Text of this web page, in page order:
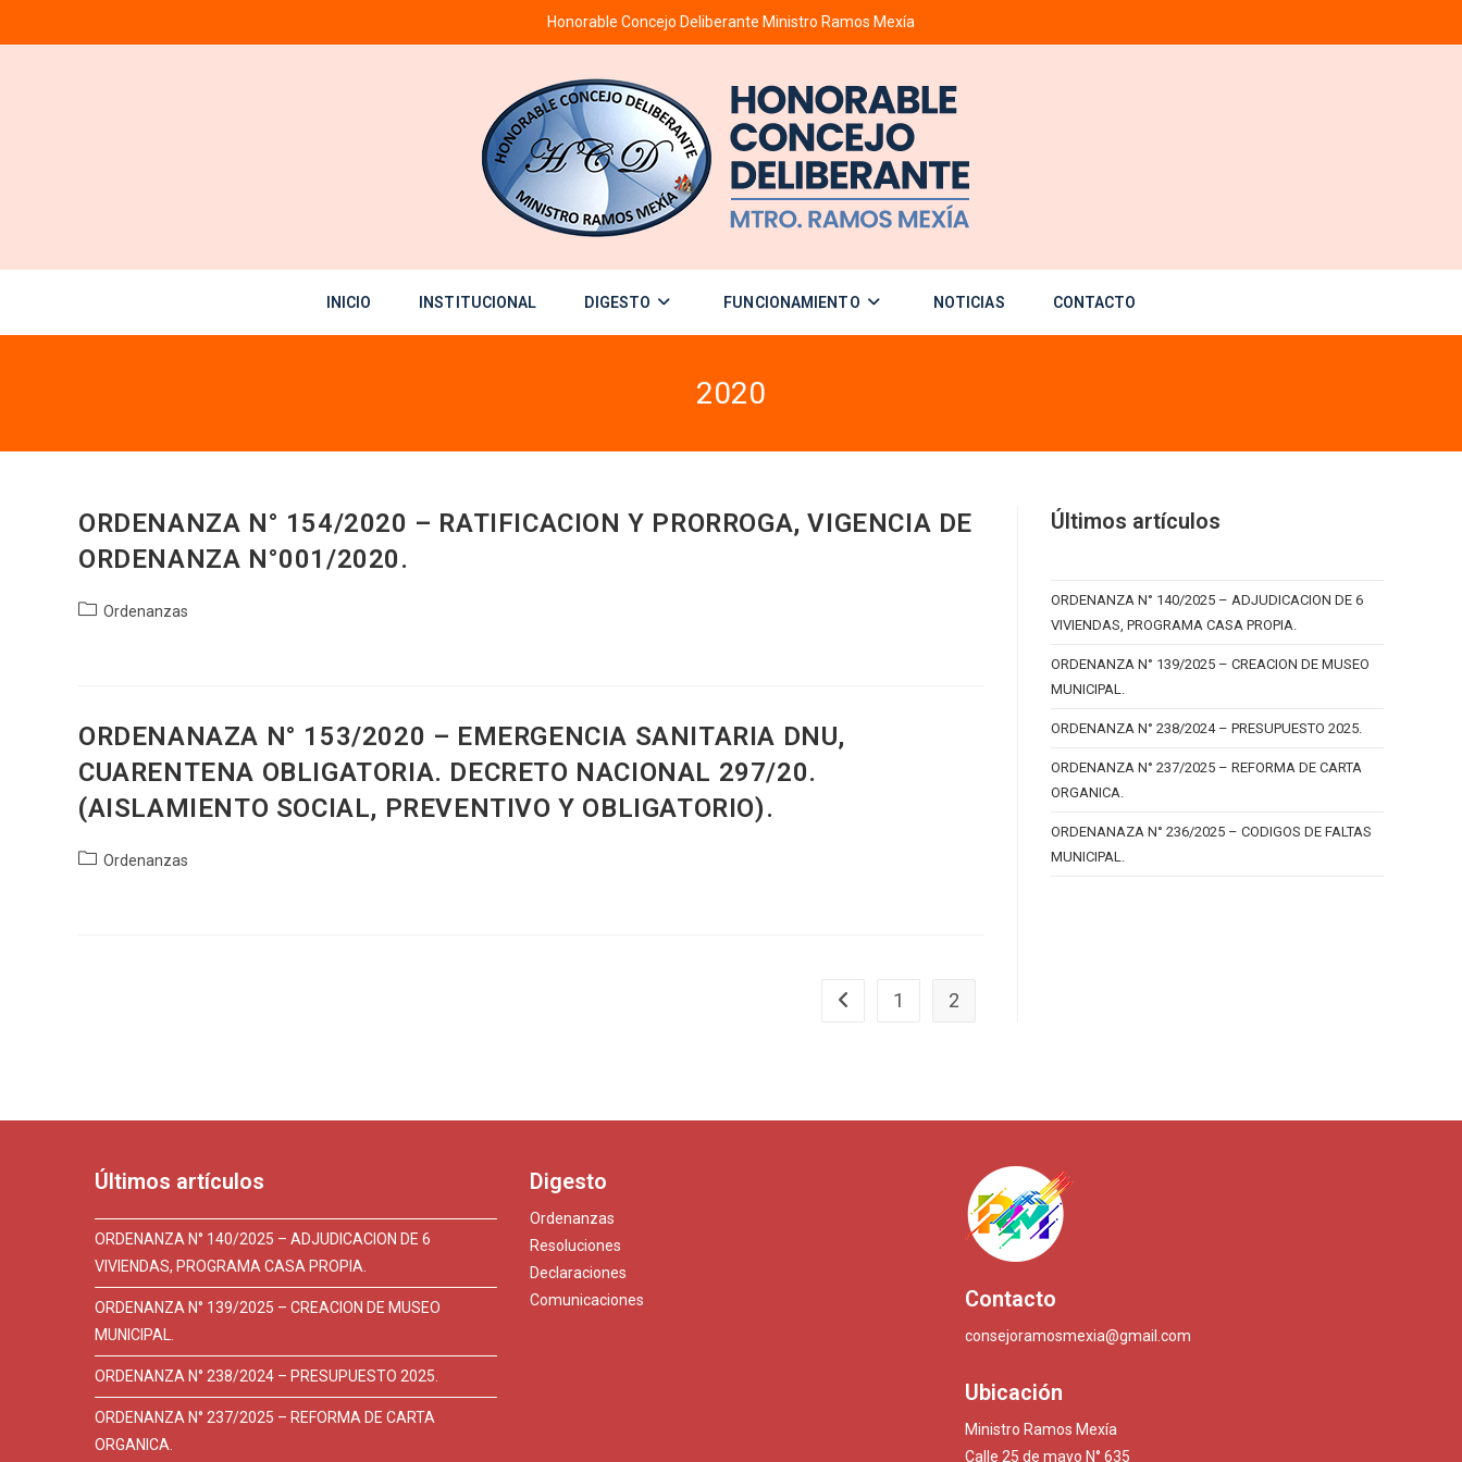
Honorable Concejo Deliberante Ministro Ramos Mexía
INICIO INSTITUCIONAL DIGESTO FUNCIONAMIENTO NOTICIAS CONTACTO
2020
ORDENANZA N° 154/2020 – RATIFICACION Y PRORROGA, VIGENCIA DE
ORDENANZA N°001/2020.
Categoría
Ordenanzas
ORDENANAZA N° 153/2020 – EMERGENCIA SANITARIA DNU,
CUARENTENA OBLIGATORIA. DECRETO NACIONAL 297/20.
(AISLAMIENTO SOCIAL, PREVENTIVO Y OBLIGATORIO).
Categoría
Ordenanzas
Ir a la página anterior
1 2
Últimos artículos
ORDENANZA N° 140/2025 – ADJUDICACION DE 6
VIVIENDAS, PROGRAMA CASA PROPIA.
ORDENANZA N° 139/2025 – CREACION DE MUSEO
MUNICIPAL.
ORDENANZA N° 238/2024 – PRESUPUESTO 2025.
ORDENANZA N° 237/2025 – REFORMA DE CARTA
ORGANICA.
ORDENANAZA N° 236/2025 – CODIGOS DE FALTAS
MUNICIPAL.
Últimos artículos
ORDENANZA N° 140/2025 – ADJUDICACION DE 6
VIVIENDAS, PROGRAMA CASA PROPIA.
ORDENANZA N° 139/2025 – CREACION DE MUSEO
MUNICIPAL.
ORDENANZA N° 238/2024 – PRESUPUESTO 2025.
ORDENANZA N° 237/2025 – REFORMA DE CARTA
ORGANICA.
Digesto
Ordenanzas
Resoluciones
Declaraciones
Comunicaciones
Contacto
consejoramosmexia@gmail.com
Ubicación
Ministro Ramos Mexía
Calle 25 de mayo N° 635